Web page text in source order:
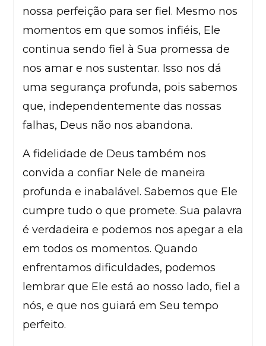
nossa perfeição para ser fiel. Mesmo nos
momentos em que somos infiéis, Ele
continua sendo fiel à Sua promessa de
nos amar e nos sustentar. Isso nos dá
uma segurança profunda, pois sabemos
que, independentemente das nossas
falhas, Deus não nos abandona.
A fidelidade de Deus também nos
convida a confiar Nele de maneira
profunda e inabalável. Sabemos que Ele
cumpre tudo o que promete. Sua palavra
é verdadeira e podemos nos apegar a ela
em todos os momentos. Quando
enfrentamos dificuldades, podemos
lembrar que Ele está ao nosso lado, fiel a
nós, e que nos guiará em Seu tempo
perfeito.